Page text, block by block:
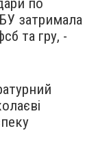
по
затримала
та гру, -